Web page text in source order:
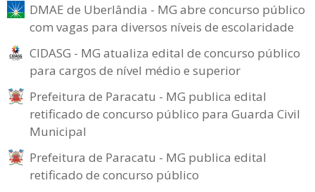
DMAE de Uberlândia - MG abre concurso público
com vagas para diversos níveis de escolaridade
CIDASG - MG atualiza edital de concurso público
para cargos de nível médio e superior
Prefeitura de Paracatu - MG publica edital
retificado de concurso público para Guarda Civil
Municipal
Prefeitura de Paracatu - MG publica edital
retificado de concurso público